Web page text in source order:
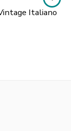
Italiano